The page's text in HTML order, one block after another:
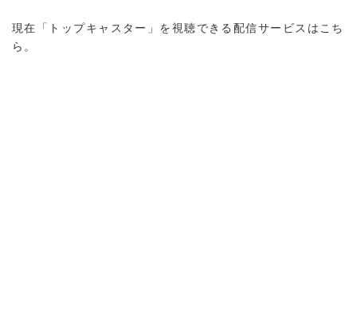
現在「トップキャスター」を視聴できる配信サービスはこち
ら。